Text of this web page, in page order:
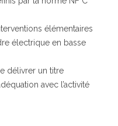
Franche-Comté
élémentaires
électrique en basse
délivrer un titre
avec l’activité